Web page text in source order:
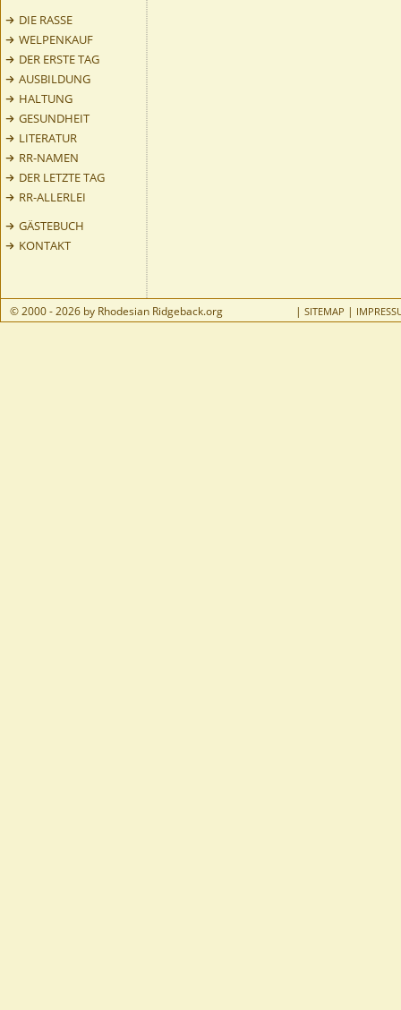
DIE RASSE
WELPENKAUF
DER ERSTE TAG
AUSBILDUNG
HALTUNG
GESUNDHEIT
LITERATUR
RR-NAMEN
DER LETZTE TAG
RR-ALLERLEI
GÄSTEBUCH
KONTAKT
© 2000 - 2026 by Rhodesian Ridgeback.org | SITEMAP |